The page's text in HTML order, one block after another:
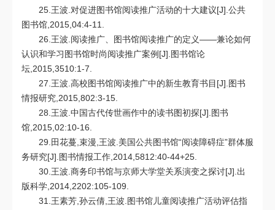
25.王波.对促进图书馆阅读推广活动的十大建议[J].公共
图书馆,2015,04:4-11.
26.王波.阅读推广、图书馆阅读推广的定义——兼论如何
认识和学习图书馆时尚阅读推广案例[J].图书馆论
坛,2015,3510:1-7.
27.王波.高校图书馆阅读推广中的新生教育书目[J].图书
情报研究,2015,802:3-15.
28.王波.中国古代传世画作中的读书图初探[J].图书
馆,2015,02:10-16.
29.田花蔓,束漫,王波.美国公共图书馆“阅读障碍症”群体服
务研究[J].图书情报工作,2014,5812:40-44+25.
30.王波.商务印书馆与京师大学堂关系演变之探讨[J].出
版科学,2014,2202:105-109.
31.王素芳,孙云倩,王波.图书馆儿童阅读推广活动评估指